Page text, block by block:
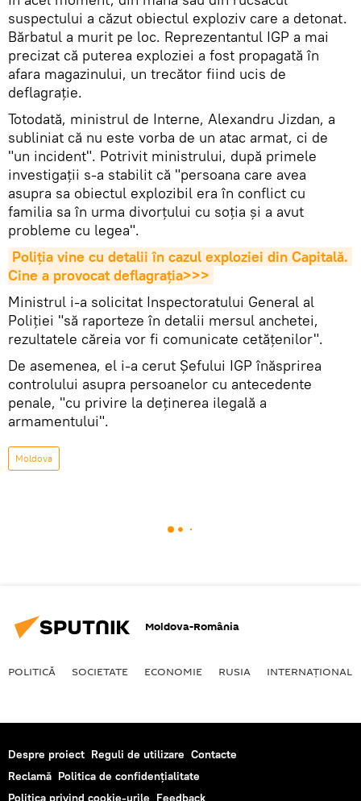
suspectului a căzut obiectul exploziv care a detonat.
Bărbatul a murit pe loc. Reprezentantul IGP a mai
precizat că puterea exploziei a fost propagată în
afara magazinului, un trecător fiind ucis de
deflagrație.
Totodată, ministrul de Interne, Alexandru Jizdan, a
subliniat că nu este vorba de un atac armat, ci de
"un incident". Potrivit ministrului, după primele
investigații s-a stabilit că "persoana care avea
asupra sa obiectul explozibil era în conflict cu
familia sa în urma divorțului cu soția și a avut
probleme cu legea".
Poliția vine cu detalii în cazul exploziei din Capitală.
Cine a provocat deflagrația>>>
Ministrul i-a solicitat Inspectoratului General al
Poliției "să raporteze în detalii mersul anchetei,
rezultatele căreia vor fi comunicate cetățenilor".
De asemenea, el i-a cerut Șefului IGP înăsprirea
controlului asupra persoanelor cu antecedente
penale, "cu privire la deținerea ilegală a
armamentului".
Moldova
Moldova-România
POLITICĂ SOCIETATE ECONOMIE RUSIA INTERNAŢIONAL
Despre proiect Reguli de utilizare Contacte
Reclamă Politica de confidențialitate
Politica privind cookie-urile Feedback